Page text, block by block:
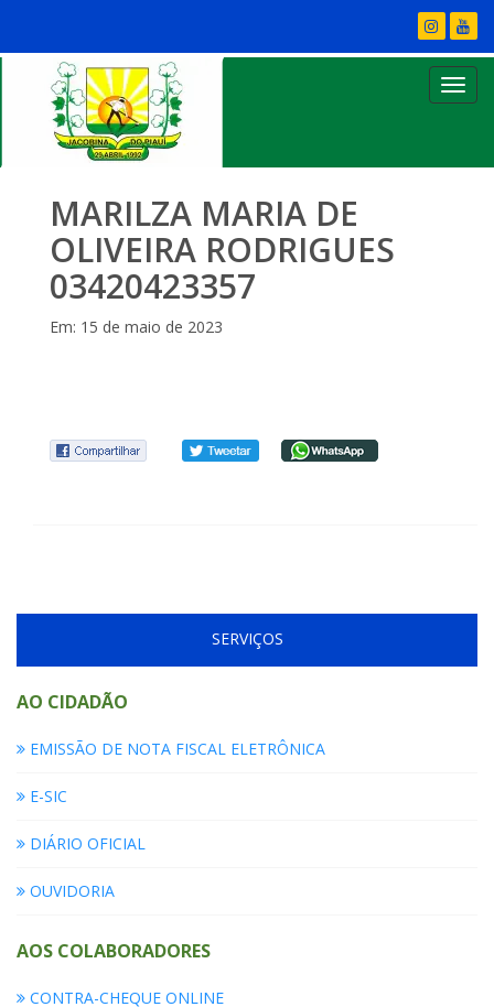
MARILZA MARIA DE
OLIVEIRA RODRIGUES
03420423357
Em: 15 de maio de 2023
SERVIÇOS
AO CIDADÃO
EMISSÃO DE NOTA FISCAL ELETRÔNICA
E-SIC
DIÁRIO OFICIAL
OUVIDORIA
AOS COLABORADORES
CONTRA-CHEQUE ONLINE